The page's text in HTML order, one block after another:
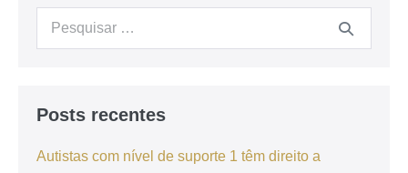
Posts recentes
Autistas com nível de suporte 1 têm direito a